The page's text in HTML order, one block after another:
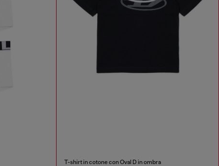
T-shirt in cotone con Oval D in ombra